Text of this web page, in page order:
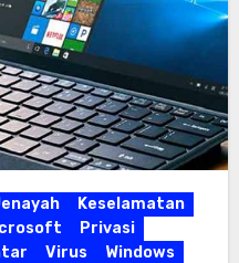
Keselamatan
Privasi
Virus Windows